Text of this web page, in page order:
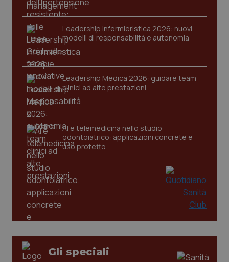
Leadership Infermieristica 2026: nuovi
modelli di responsabilità e autonomia
Leadership Medica 2026: guidare team
clinici ad alte prestazioni
AI e telemedicina nello studio
odontoiatrico: applicazioni concrete e
uso protetto
Gli speciali
CookieScriptConsent
CookieScript
tracking-sites-ironfish-
tracking-enable
tracking-sites-ironfish-
www.quotidianosanita.it